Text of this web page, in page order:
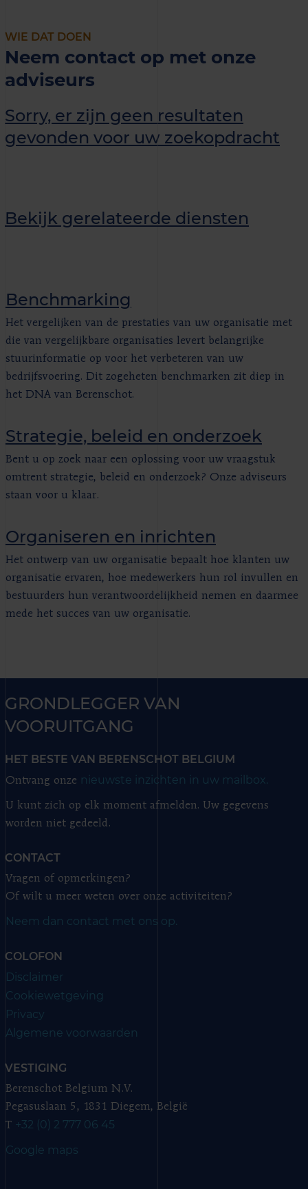
WIE DAT DOEN
Neem contact op met onze
adviseurs
Sorry, er zijn geen resultaten
gevonden voor uw zoekopdracht
Bekijk gerelateerde diensten
Benchmarking
Het vergelijken van de prestaties van uw organisatie met
die van vergelijkbare organisaties levert belangrijke
stuurinformatie op voor het verbeteren van uw
bedrijfsvoering. Dit zogeheten benchmarken zit diep in
het DNA van Berenschot.
Strategie, beleid en onderzoek
Bent u op zoek naar een oplossing voor uw vraagstuk
omtrent strategie, beleid en onderzoek? Onze adviseurs
staan voor u klaar.
Organiseren en inrichten
Het ontwerp van uw organisatie bepaalt hoe klanten uw
organisatie ervaren, hoe medewerkers hun rol invullen en
bestuurders hun verantwoordelijkheid nemen en daarmee
mede het succes van uw organisatie.
GRONDLEGGER VAN
VOORUITGANG
HET BESTE VAN BERENSCHOT BELGIUM
Ontvang onze nieuwste inzichten in uw mailbox.
U kunt zich op elk moment afmelden. Uw gegevens
worden niet gedeeld.
CONTACT
Vragen of opmerkingen?
Of wilt u meer weten over onze activiteiten?
Neem dan contact met ons op.
COLOFON
Disclaimer
Cookiewetgeving
Privacy
Algemene voorwaarden
VESTIGING
Berenschot Belgium N.V.
Pegasuslaan 5, 1831 Diegem, België
T +32 (0) 2 777 06 45
Google maps